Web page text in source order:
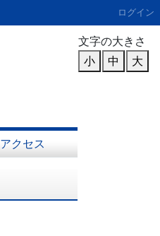
ログイン
文字の大きさ
小
中 大
アクセス